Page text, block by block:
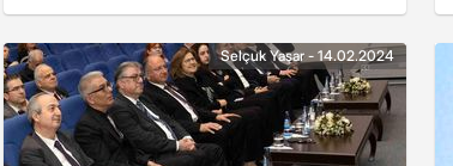
çevirmeleri gerek ama hiçbir şey
yoktu
Selçuk Yaşar - 14.02.2024